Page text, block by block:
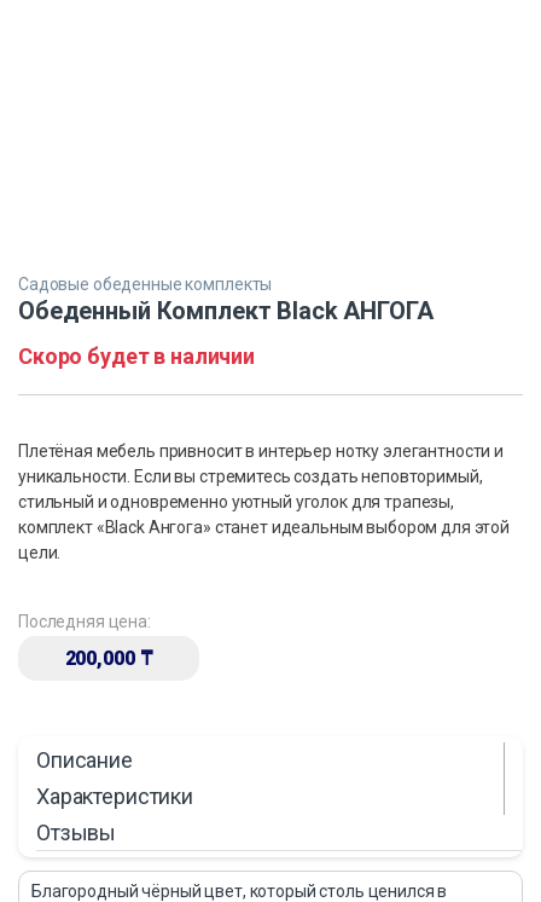
Садовые обеденные комплекты
Обеденный Комплект Black АНГОГА
Скоро будет в наличии
Плетёная мебель привносит в интерьер нотку элегантности и
уникальности. Если вы стремитесь создать неповторимый,
стильный и одновременно уютный уголок для трапезы,
комплект «Black Ангога» станет идеальным выбором для этой
цели.
Последняя цена:
200,000 ₸
Описание
Характеристики
Отзывы
Благородный чёрный цвет, который столь ценился в